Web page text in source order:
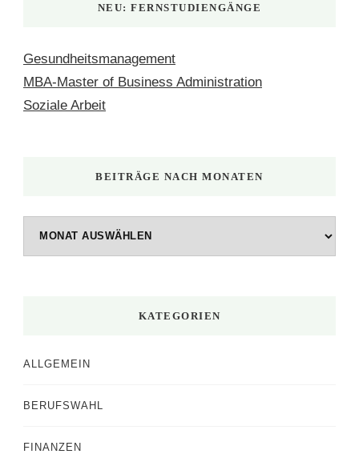
NEU: FERNSTUDIENGÄNGE
Gesundheitsmanagement
MBA-Master of Business Administration
Soziale Arbeit
BEITRÄGE NACH MONATEN
KATEGORIEN
ALLGEMEIN
BERUFSWAHL
FINANZEN